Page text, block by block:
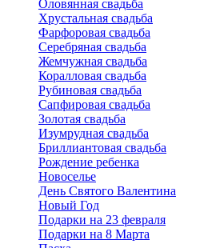
Оловянная свадьба
Хрустальная свадьба
Фарфоровая свадьба
Серебряная свадьба
Жемчужная свадьба
Коралловая свадьба
Рубиновая свадьба
Сапфировая свадьба
Золотая свадьба
Изумрудная свадьба
Бриллиантовая свадьба
Рождение ребенка
Новоселье
День Святого Валентина
Новый Год
Подарки на 23 февраля
Подарки на 8 Марта